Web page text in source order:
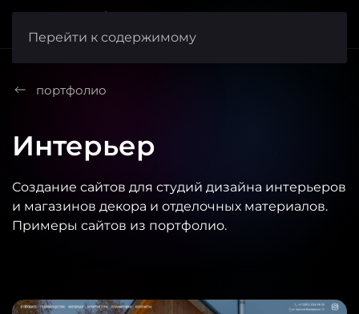
Перейти к содержимому
веб-студия
FishCode
портфолио
Интерьер
Создание сайтов для студий дизайна интерьеров
и магазинов декора и отделочных материалов.
Примеры сайтов из портфолио.